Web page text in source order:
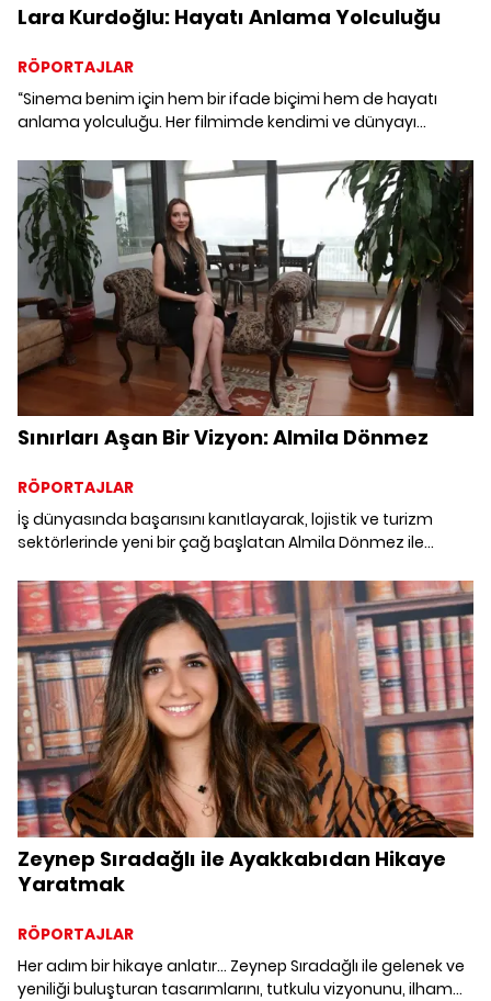
Lara Kurdoğlu: Hayatı Anlama Yolculuğu
RÖPORTAJLAR
“Sinema benim için hem bir ifade biçimi hem de hayatı
anlama yolculuğu. Her filmimde kendimi ve dünyayı
uluslararası ödüllerle motive olurken Hollywood dünyasının
tam içinde bu işe başlamış olmanın sanatına
yansımalarını anlatıyor.
Sınırları Aşan Bir Vizyon: Almila Dönmez
RÖPORTAJLAR
İş dünyasında başarısını kanıtlayarak, lojistik ve turizm
sektörlerinde yeni bir çağ başlatan Almila Dönmez ile
demiryolu yolculuklarını keşfediyoruz.
Zeynep Sıradağlı ile Ayakkabıdan Hikaye
Yaratmak
RÖPORTAJLAR
Her adım bir hikaye anlatır… Zeynep Sıradağlı ile gelenek ve
yeniliği buluşturan tasarımlarını, tutkulu vizyonunu, ilham